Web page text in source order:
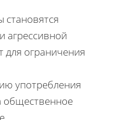
становятся
агрессивной
для ограничения
употребления
общественное